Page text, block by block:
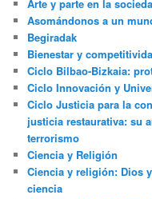
Arte y parte en la
Asomándonos a un
Begiradak
Bienestar y
Ciclo Bilbao-Bizkaia:
Ciclo Innovación y
Ciclo Justicia para la
justicia restaurativa: su
terrorismo
Ciencia y Religión
Ciencia y religión: Dios
ciencia